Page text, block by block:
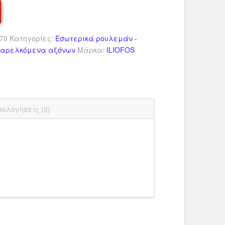
Κατηγορίες: Εσωτερικά ρουλεμάν -
αξόνων Μάρκα: ILIOFOS
(0)